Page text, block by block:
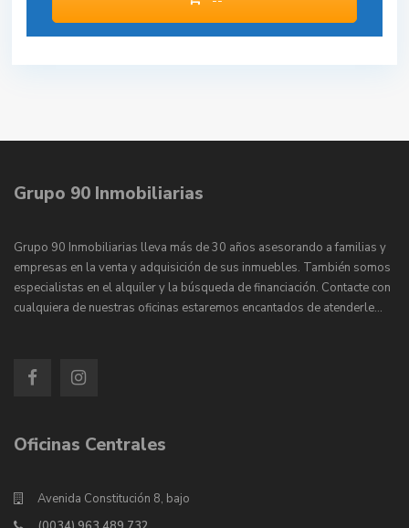
Grupo 90 Inmobiliarias
Grupo 90 Inmobiliarias lleva más de 30 años asesorando a familias y
empresas en la venta y adquisición de sus inmuebles. También somos
especialistas en el alquiler y la búsqueda de financiación. Contacte con
cualquiera de nuestras oficinas estaremos encantados de atenderle…
Oficinas Centrales
Avenida Constitución 8, bajo